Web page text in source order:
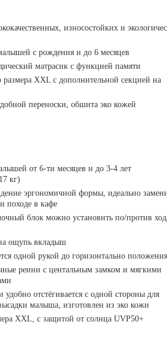
износостойких и
с рождения и до 6 месяцев
матрасик с функцией памяти
размера XXL с дополнительной секцией на
переноски, обшита эко кожей
от 6-ти месяцев и до 3-4 лет
кг)
эргономичной формы, идеально
походе в кафе
блок можно установить по/против
ощупь вкладыш
одной рукой до горизонтально положения
реини с центальным замком и мягкими
удобно отстёгивается с одной стороны для
малыша, изготовлен из эко кожи
XXL, с защитой от солнца UVP50+